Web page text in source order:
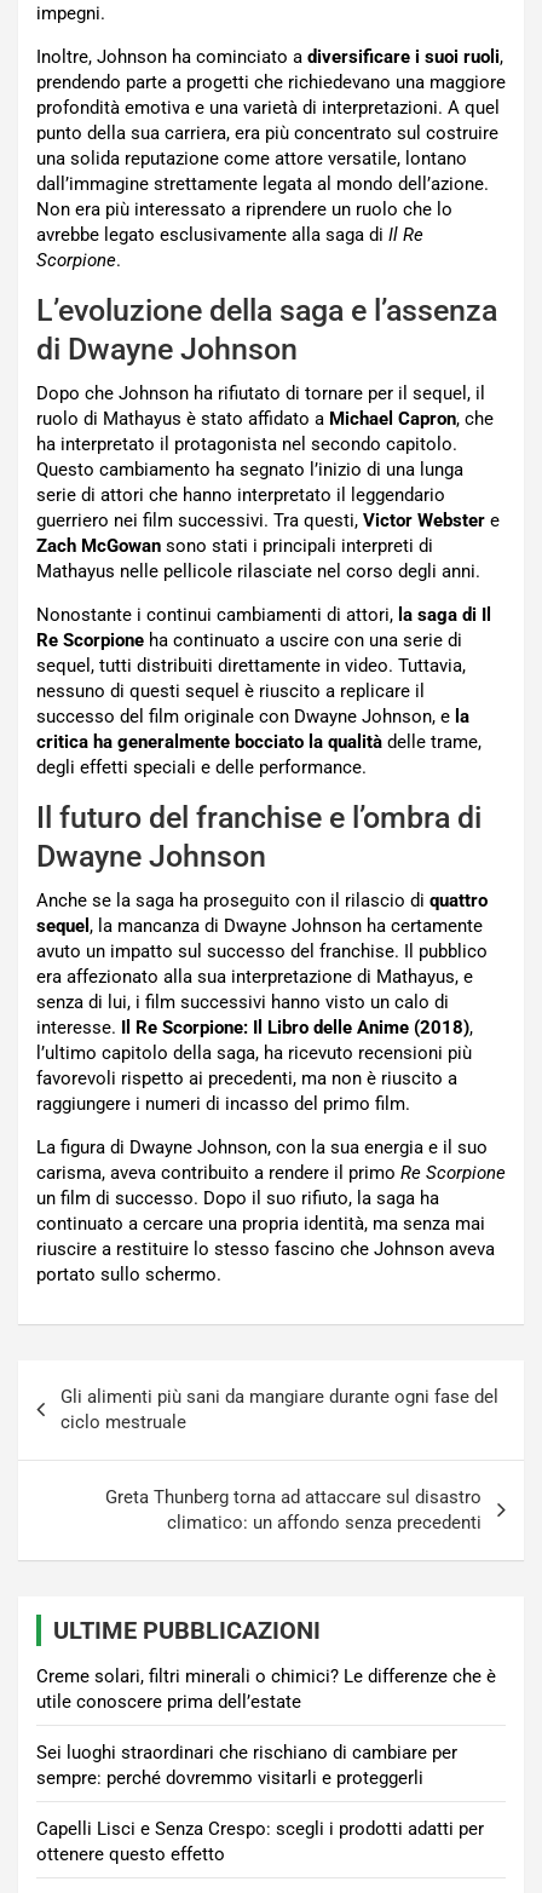
impegni.
Inoltre, Johnson ha cominciato a diversificare i suoi ruoli,
prendendo parte a progetti che richiedevano una maggiore
profondità emotiva e una varietà di interpretazioni. A quel
punto della sua carriera, era più concentrato sul costruire
una solida reputazione come attore versatile, lontano
dall’immagine strettamente legata al mondo dell’azione.
Non era più interessato a riprendere un ruolo che lo
avrebbe legato esclusivamente alla saga di Il Re
Scorpione.
L’evoluzione della saga e l’assenza
di Dwayne Johnson
Dopo che Johnson ha rifiutato di tornare per il sequel, il
ruolo di Mathayus è stato affidato a Michael Capron, che
ha interpretato il protagonista nel secondo capitolo.
Questo cambiamento ha segnato l’inizio di una lunga
serie di attori che hanno interpretato il leggendario
guerriero nei film successivi. Tra questi, Victor Webster e
Zach McGowan sono stati i principali interpreti di
Mathayus nelle pellicole rilasciate nel corso degli anni.
Nonostante i continui cambiamenti di attori, la saga di Il
Re Scorpione ha continuato a uscire con una serie di
sequel, tutti distribuiti direttamente in video. Tuttavia,
nessuno di questi sequel è riuscito a replicare il
successo del film originale con Dwayne Johnson, e la
critica ha generalmente bocciato la qualità delle trame,
degli effetti speciali e delle performance.
Il futuro del franchise e l’ombra di
Dwayne Johnson
Anche se la saga ha proseguito con il rilascio di quattro
sequel , la mancanza di Dwayne Johnson ha certamente
avuto un impatto sul successo del franchise. Il pubblico
era affezionato alla sua interpretazione di Mathayus, e
senza di lui, i film successivi hanno visto un calo di
interesse. Il Re Scorpione: Il Libro delle Anime (2018),
l’ultimo capitolo della saga, ha ricevuto recensioni più
favorevoli rispetto ai precedenti, ma non è riuscito a
raggiungere i numeri di incasso del primo film.
La figura di Dwayne Johnson, con la sua energia e il suo
carisma, aveva contribuito a rendere il primo Re Scorpione
un film di successo. Dopo il suo rifiuto, la saga ha
continuato a cercare una propria identità, ma senza mai
riuscire a restituire lo stesso fascino che Johnson aveva
portato sullo schermo.
articoli
Gli alimenti più sani da mangiare durante ogni fase del
ciclo mestruale
Greta Thunberg torna ad attaccare sul disastro
climatico: un affondo senza precedenti
ULTIME PUBBLICAZIONI
Creme solari, filtri minerali o chimici? Le differenze che è
utile conoscere prima dell’estate
Sei luoghi straordinari che rischiano di cambiare per
sempre: perché dovremmo visitarli e proteggerli
Capelli Lisci e Senza Crespo: scegli i prodotti adatti per
ottenere questo effetto